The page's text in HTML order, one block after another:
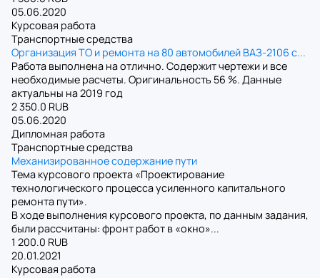
05.06.2020
Курсовая работа
Транспортные средства
Организация ТО и ремонта на 80 автомобилей ВАЗ-2106 с...
Работа выполнена на отлично. Содержит чертежи и все
необходимые расчеты. Оригинальность 56 %. Данные
актуальны на 2019 год
2 350.0 RUB
05.06.2020
Дипломная работа
Транспортные средства
Механизированное содержание пути
Тема курсового проекта «Проектирование
технологического процесса усиленного капитального
ремонта пути».
В ходе выполнения курсового проекта, по данным задания,
были рассчитаны: фронт работ в «окно»...
1 200.0 RUB
20.01.2021
Курсовая работа